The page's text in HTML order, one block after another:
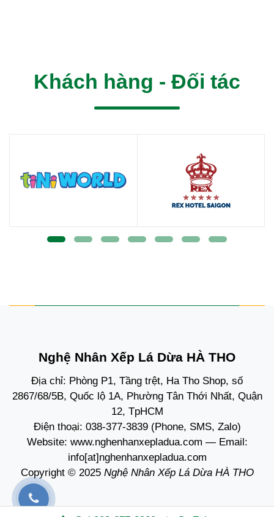
Khách hàng - Đối tác
Nghệ Nhân Xếp Lá Dừa HÀ THO
Địa chỉ: Phòng P1, Tầng trệt, Ha Tho Shop, số
2867/68/5B, Quốc lộ 1A, Phường Tân Thới Nhất, Quận
12, TpHCM
Điện thoại: 038-377-3839(Phone, SMS, Zalo)
Website: www.nghenhanxepladua.com — Email:
info[at]nghenhanxepladua.com
Copyright © 2025 Nghệ Nhân Xếp Lá Dừa HÀ THO